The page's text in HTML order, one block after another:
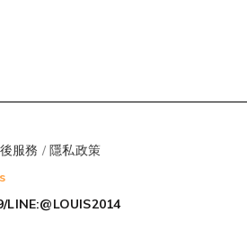
服務 /隱私政策
LINE:@LOUIS2014